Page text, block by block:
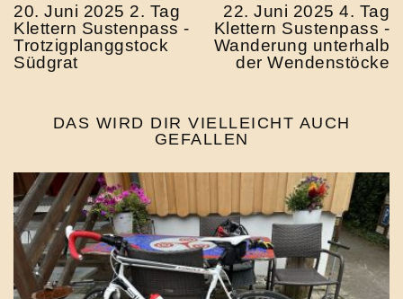
20. Juni 2025 2. Tag
Klettern Sustenpass -
Trotzigplanggstock
Südgrat
22. Juni 2025 4. Tag
Klettern Sustenpass -
Wanderung unterhalb
der Wendenstöcke
DAS WIRD DIR VIELLEICHT AUCH
GEFALLEN